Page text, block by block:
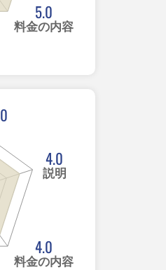
5.0
料金の内容
4.0
説明
4.0
料金の内容